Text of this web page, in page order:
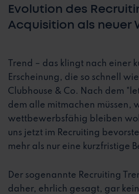
Evolution des
Acquisition als neuer
Trend – das klingt nach einer
Erscheinung, die so schnell
Clubhouse & Co. Nach dem
dem alle mitmachen müssen,
wettbewerbsfähig bleiben
uns jetzt im Recruiting
mehr als nur eine kurzfristige
Der sogenannte Recruiting
daher, ehrlich gesagt, gar